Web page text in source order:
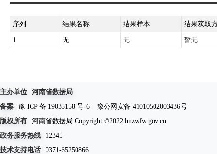
序列 结果名称 结果样本 结果获取
1 无 无 暂无
主办单位
河南省数据局
备案
豫 ICP 备 19035158 号-6
豫公网安备 41010502003436号
版权所有
河南省数据局 Copyright ©2022 hnzwfw.gov.cn
政务服务热线
12345
技术支持电话
0371-65250866